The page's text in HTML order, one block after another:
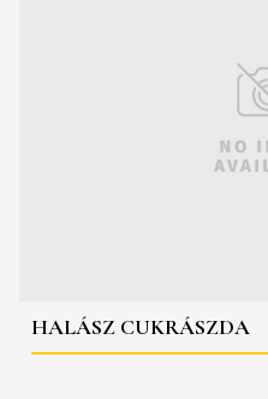
HALÁSZ CUKRÁSZDA